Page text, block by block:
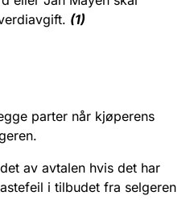
(1)
parter når kjøperens
av avtalen hvis det har
i tilbudet fra selgeren